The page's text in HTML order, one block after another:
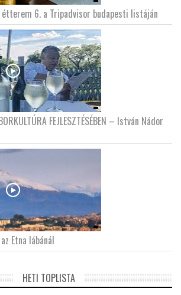
étterem 6. a Tripadvisor budapesti listáján
FEJLESZTÉSÉBEN – István Nádor
Etna lábánál
HETI TOPLISTA